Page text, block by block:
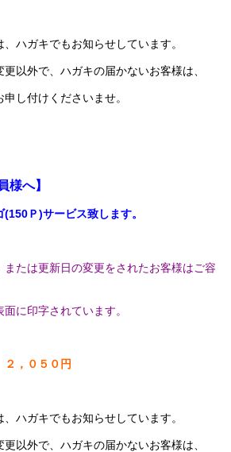
ハガキでもお知らせしています。
以外で、ハガキの届かないお客様は、
し付けくださいませ。
様へ】
Ｐ)サービス致します。
たは更新日の変更をされたお客様はご容
に印字されています。
，０５０円
ハガキでもお知らせしています。
以外で、ハガキの届かないお客様は、